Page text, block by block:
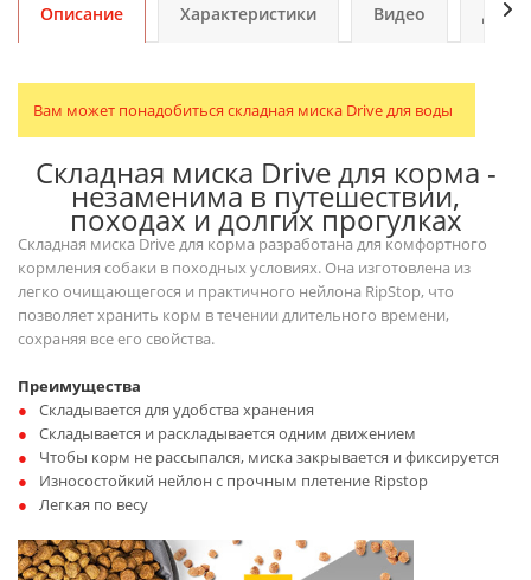
Описание Характеристики Видео
Вам может понадобиться складная миска Drive для воды
Складная миска Drive для корма -
незаменима в путешествии,
походах и долгих прогулках
Складная миска Drive для корма разработана для комфортного
кормления собаки в походных условиях. Она изготовлена из
легко очищающегося и практичного нейлона RipStop, что
позволяет хранить корм в течении длительного времени,
сохраняя все его свойства.
Преимущества
Складывается для удобства хранения
Складывается и раскладывается одним движением
Чтобы корм не рассыпался, миска закрывается и фиксируется
Износостойкий нейлон с прочным плетение Ripstop
Легкая по весу